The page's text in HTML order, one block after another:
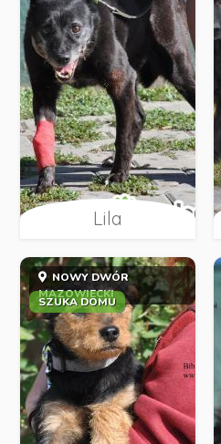
Lila
NOWY DWÓR
MAZOWIECKI
SZUKA DOMU